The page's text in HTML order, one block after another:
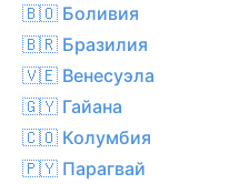
🇧🇴 Боливия
🇧🇷 Бразилия
🇻🇪 Венесуэла
🇬🇾 Гайана
🇨🇴 Колумбия
🇵🇾 Парагвай